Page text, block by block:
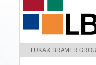
LUKA & BRAMER